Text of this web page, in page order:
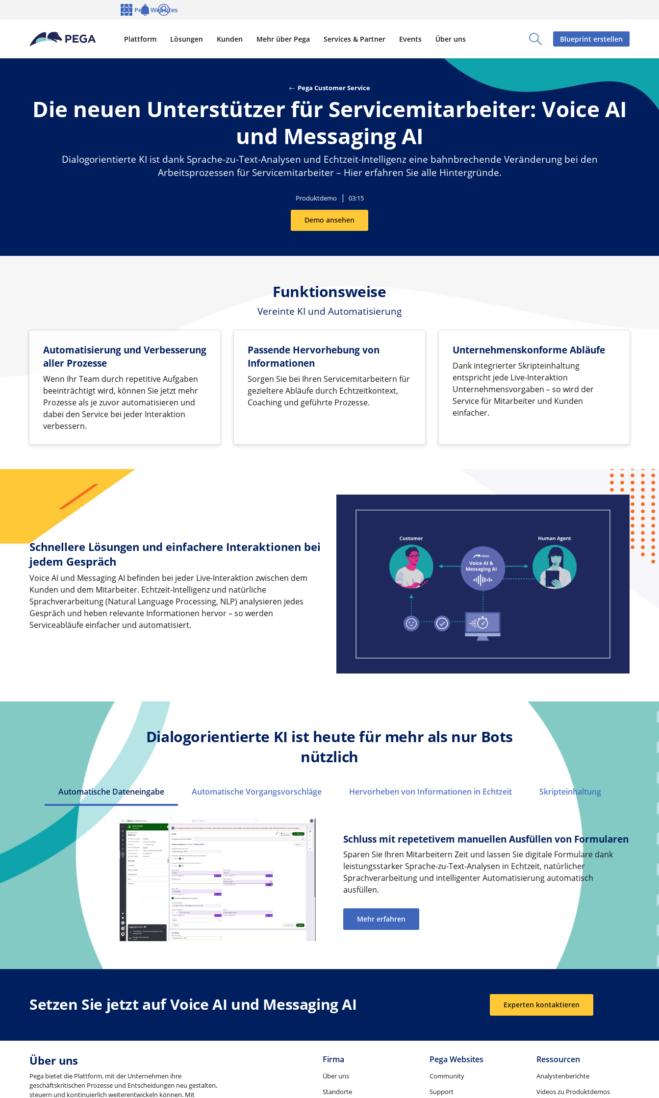
Toggle Search Panel
Plattform Lösungen Kunden Mehr über Pega Services & Partner Events Über uns
Pega Websites
Blueprint erstellen
Pega Customer Service
Die neuen Unterstützer für Servicemitarbeiter: Voice AI
und Messaging AI
Dialogorientierte KI ist dank Sprache-zu-Text-Analysen und Echtzeit-Intelligenz eine bahnbrechende Veränderung bei den
Arbeitsprozessen für Servicemitarbeiter – Hier erfahren Sie alle Hintergründe.
Produktdemo 03:15
Demo ansehen
Funktionsweise
Vereinte KI und Automatisierung
Automatisierung und Verbesserung
aller Prozesse
Wenn Ihr Team durch repetitive Aufgaben
beeinträchtigt wird, können Sie jetzt mehr
Prozesse als je zuvor automatisieren und
dabei den Service bei jeder Interaktion
verbessern.
Passende Hervorhebung von
Informationen
Sorgen Sie bei Ihren Servicemitarbeitern für
gezieltere Abläufe durch Echtzeitkontext,
Coaching und geführte Prozesse.
Unternehmenskonforme Abläufe
Dank integrierter Skripteinhaltung
entspricht jede Live-Interaktion
Unternehmensvorgaben – so wird der
Service für Mitarbeiter und Kunden
einfacher.
Schnellere Lösungen und einfachere Interaktionen bei
jedem Gespräch
Voice AI und Messaging AI befinden bei jeder Live-Interaktion zwischen dem
Kunden und dem Mitarbeiter. Echtzeit-Intelligenz und natürliche
Sprachverarbeitung (Natural Language Processing, NLP) analysieren jedes
Gespräch und heben relevante Informationen hervor – so werden
Serviceabläufe einfacher und automatisiert.
Dialogorientierte KI ist heute für mehr als nur Bots
nützlich
Automatische Dateneingabe
Schluss mit repetetivem manuellen Ausfüllen von Formularen
Sparen Sie Ihren Mitarbeitern Zeit und lassen Sie digitale Formulare dank
leistungsstarker Sprache-zu-Text-Analysen in Echtzeit, natürlicher
Sprachverarbeitung und intelligenter Automatisierung automatisch
ausfüllen.
Mehr erfahren
Automatische Vorgangsvorschläge Hervorheben von Informationen in Echtzeit Skripteinhaltung
Setzen Sie jetzt auf Voice AI und Messaging AI Experten kontaktieren
Über uns
Pega bietet die Plattform, mit der Unternehmen ihre
geschäftskritischen Prozesse und Entscheidungen neu gestalten,
steuern und kontinuierlich weiterentwickeln können. Mit
Firma
Über uns
Standorte
Pega Websites
Community
Support
Ressourcen
Analystenberichte
Videos zu Produktdemos